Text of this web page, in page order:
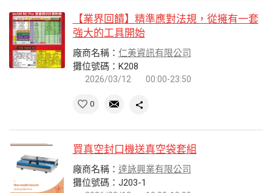
【業界回饋】精準應對法規，從擁有一套
強大的工具開始
廠商名稱： 仁美資訊有限公司
攤位號碼：K208
2026/03/12 00:00-23:50
0
買真空封口機送真空袋套組
廠商名稱： 達詠興業有限公司
攤位號碼：J203-1